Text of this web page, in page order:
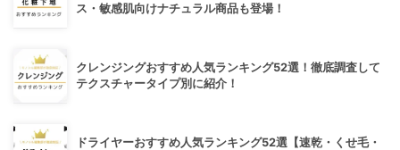
ス・敏感肌向けナチュラル商品も登場！
クレンジングおすすめ人気ランキング52選！徹底調査して
テクスチャータイプ別に紹介！
ドライヤーおすすめ人気ランキング52選【速乾・くせ毛・